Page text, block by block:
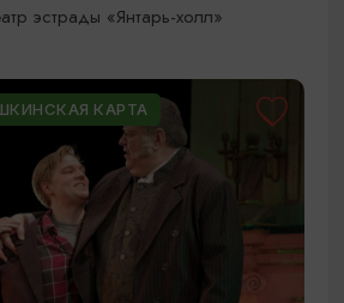
эстрады «Янтарь-холл»
КАРТА